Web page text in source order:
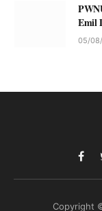
Emil
05/
Copyright